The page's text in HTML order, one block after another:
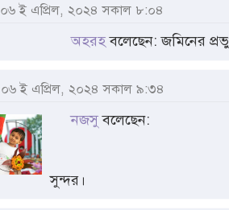
০৬ ই এপ্রিল, ২০২৪ সকাল ৮:০৪
অহরহবলেছেন: জমিনের
০৬ ই এপ্রিল, ২০২৪ সকাল ৯:৩৪
নজসুবলেছেন:
সুন্দর।